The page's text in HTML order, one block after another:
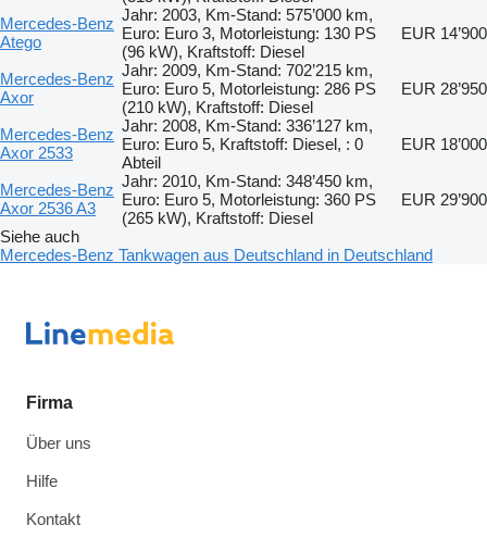
Mercedes-Benz
Atego
Jahr: 2003, Km-Stand: 575’000 km,
Euro: Euro 3, Motorleistung: 130 PS
(96 kW), Kraftstoff: Diesel
EUR 14’900
Mercedes-Benz
Axor
Jahr: 2009, Km-Stand: 702’215 km,
Euro: Euro 5, Motorleistung: 286 PS
(210 kW), Kraftstoff: Diesel
EUR 28’950
Mercedes-Benz
Axor 2533
Jahr: 2008, Km-Stand: 336’127 km,
Euro: Euro 5, Kraftstoff: Diesel, : 0
Abteil
EUR 18’000
Mercedes-Benz
Axor 2536 A3
Jahr: 2010, Km-Stand: 348’450 km,
Euro: Euro 5, Motorleistung: 360 PS
(265 kW), Kraftstoff: Diesel
EUR 29’900
Siehe auch
Mercedes-Benz Tankwagen aus Deutschland in Deutschland
Firma
Über uns
Hilfe
Kontakt